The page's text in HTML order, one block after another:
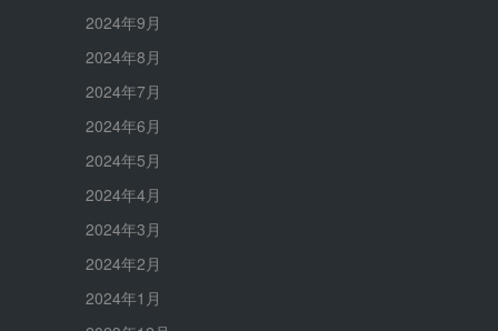
2024年9月
2024年8月
2024年7月
2024年6月
2024年5月
2024年4月
2024年3月
2024年2月
2024年1月